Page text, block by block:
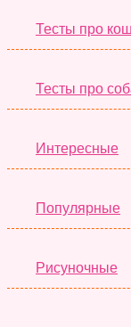
Тесты про
Тесты про
Интересные
Популярные
Рисуночные